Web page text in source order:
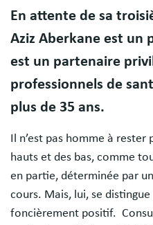
En attente de sa
Aziz Aberkane est un
est un partenaire
professionnels de
plus de 35 ans.
Il n’est pas homme à rester
hauts et des bas, comme
en partie, déterminée par
cours. Mais, lui, se
foncièrement positif.